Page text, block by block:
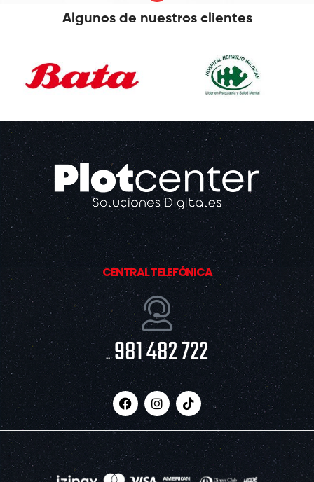
Algunos de nuestros clientes
CENTRAL TELEFÓNICA
..981 482 722